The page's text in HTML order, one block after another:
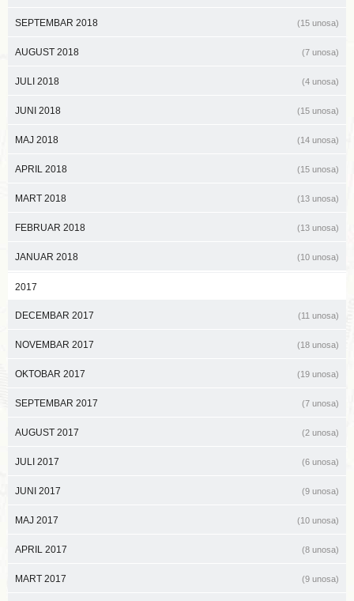
SEPTEMBAR 2018 (15 unosa)
AUGUST 2018 (7 unosa)
JULI 2018 (4 unosa)
JUNI 2018 (15 unosa)
MAJ 2018 (14 unosa)
APRIL 2018 (15 unosa)
MART 2018 (13 unosa)
FEBRUAR 2018 (13 unosa)
JANUAR 2018 (10 unosa)
2017
DECEMBAR 2017 (11 unosa)
NOVEMBAR 2017 (18 unosa)
OKTOBAR 2017 (19 unosa)
SEPTEMBAR 2017 (7 unosa)
AUGUST 2017 (2 unosa)
JULI 2017 (6 unosa)
JUNI 2017 (9 unosa)
MAJ 2017 (10 unosa)
APRIL 2017 (8 unosa)
MART 2017 (9 unosa)